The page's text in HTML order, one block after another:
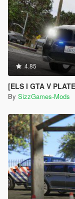
4.85
[ELS I GTA V
By SizzGames-Mods